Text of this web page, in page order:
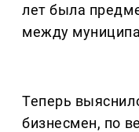
лет была
между
Теперь
бизнесмен, по